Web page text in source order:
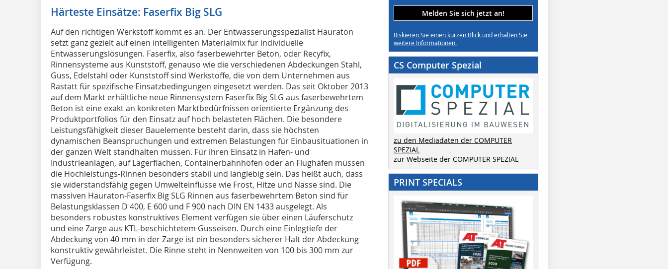
Härteste Einsätze: Faserfix Big SLG
Auf den richtigen Werkstoff kommt es an. Der Entwässerungsspezialist Hauraton
setzt ganz gezielt auf einen intelligenten Materialmix für individuelle
Entwässerungslösungen. Faserfix, also faserbewehrter Beton, oder Recyfix,
Rinnensysteme aus Kunststoff, genauso wie die verschiedenen Abdeckungen Stahl,
Guss, Edelstahl oder Kunststoff sind Werkstoffe, die von dem Unternehmen aus
Rastatt für spezifische Einsatzbedingungen eingesetzt werden. Das seit Oktober 2013
auf dem Markt erhältliche neue Rinnensystem Faserfix Big SLG aus faserbewehrtem
Beton ist eine exakt an konkreten Marktbedürfnissen orientierte Ergänzung des
Produktportfolios für den Einsatz auf hoch belasteten Flächen. Die besondere
Leistungsfähigkeit dieser Bauelemente besteht darin, dass sie höchsten
dynamischen Beanspruchungen und extremen Belastungen für Einbausituationen in
der ganzen Welt standhalten müssen. Für ihren Einsatz in Hafen- und
Industrieanlagen, auf Lagerflächen, Containerbahnhöfen oder an Flughäfen müssen
die Hochleistungs-Rinnen besonders stabil und langlebig sein. Das heißt auch, dass
sie widerstandsfähig gegen Umwelteinflüsse wie Frost, Hitze und Nässe sind. Die
massiven Hauraton-Faserfix Big SLG Rinnen aus faserbewehrtem Beton sind für
Belastungsklassen D 400, E 600 und F 900 nach DIN EN 1433 ausgelegt. Als
besonders robustes konstruktives Element verfügen sie über einen Läuferschutz
und eine Zarge aus KTL-beschichtetem Gusseisen. Durch eine Einlegtiefe der
Abdeckung von 40 mm in der Zarge ist ein besonders sicherer Halt der Abdeckung
konstruktiv gewährleistet. Die Rinne steht in Nennweiten von 100 bis 300 mm zur
Verfügung.
Melden Sie sich jetzt an!
Riskieren Sie einen kurzen Blick und erhalten Sie
weitere Informationen.
CS Computer Spezial
zu den Mediadaten der COMPUTER
SPEZIAL
zur Webseite der COMPUTER SPEZIAL
PRINT SPECIALS